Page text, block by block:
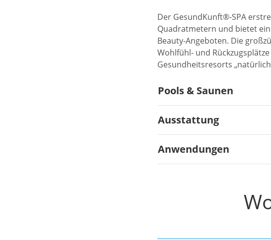
Der GesundKunft®-SPA
Quadratmetern und bietet
Beauty-Angeboten. Die
Wohlfühl- und
Gesundheitsresorts
Pools & Saunen
Ausstattung
Anwendungen